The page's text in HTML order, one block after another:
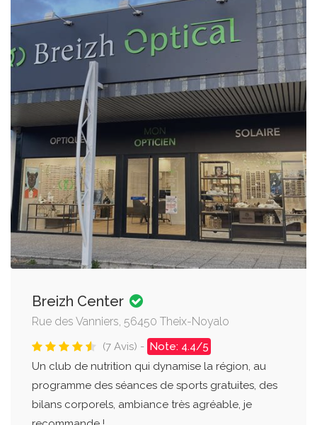
Breizh Center
Rue des Vanniers, 56450 Theix-Noyalo
(7 Avis) - Note: 4.4/5
Un club de nutrition qui dynamise la région, au
programme des séances de sports gratuites, des
bilans corporels, ambiance très agréable, je